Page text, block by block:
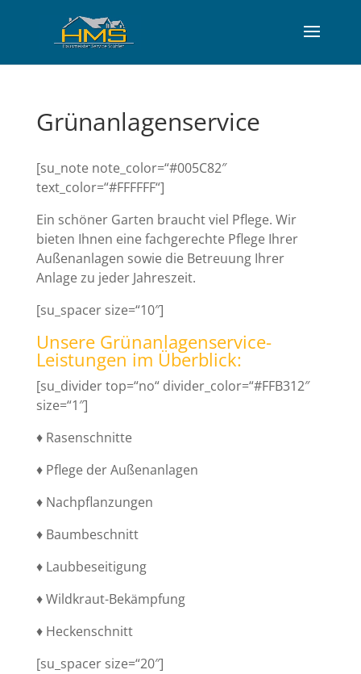
Grünanlagenservice
[su_note note_color=“#005C82″
text_color=“#FFFFFF“]
Ein schöner Garten braucht viel Pflege. Wir
bieten Ihnen eine fachgerechte Pflege Ihrer
Außenanlagen sowie die Betreuung Ihrer
Anlage zu jeder Jahreszeit.
[su_spacer size=“10″]
Unsere Grünanlagenservice-
Leistungen im Überblick:
[su_divider top=“no“ divider_color=“#FFB312″
size=“1″]
♦ Rasenschnitte
♦ Pflege der Außenanlagen
♦ Nachpflanzungen
♦ Baumbeschnitt
♦ Laubbeseitigung
♦ Wildkraut-Bekämpfung
♦ Heckenschnitt
[su_spacer size=“20″]